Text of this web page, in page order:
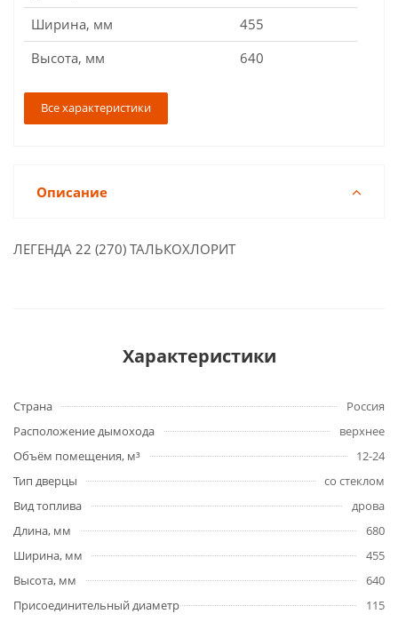
Ширина, мм
455
Высота, мм
640
Все характеристики
Описание
ЛЕГЕНДА 22 (270) ТАЛЬКОХЛОРИТ
Характеристики
Страна
Россия
Расположение дымохода
верхнее
Объём помещения, м³
12-24
Тип дверцы
со стеклом
Вид топлива
дрова
Длина, мм
680
Ширина, мм
455
Высота, мм
640
Присоединительный диаметр
115